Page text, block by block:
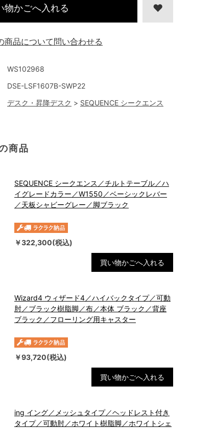
WS102968
DSE-LSF1607B-SWP22
デスク・昇降デスク > SEQUENCE シークエンス
物かごへ入れる
商品
SEQUENCE シークエンス／チルトテーブル／ハ
イグレードカラー／W1550／ベーシックレバー
／天板シャビーグレー／脚ブラック
￥322,300(税込)
買い物かごへ入れる
Wizard4 ウィザード4／ハイバックタイプ／可動
肘／ブラック樹脂脚／布／本体 ブラック／背座
ブラック／フローリング用キャスター
￥93,720(税込)
買い物かごへ入れる
ing イング／メッシュタイプ／ヘッドレスト付き
タイプ／可動肘／ホワイト樹脂脚／ホワイトシェ
商品について問い合わせる